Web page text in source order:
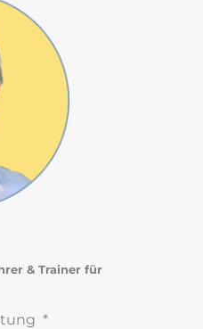
& Trainer für
*